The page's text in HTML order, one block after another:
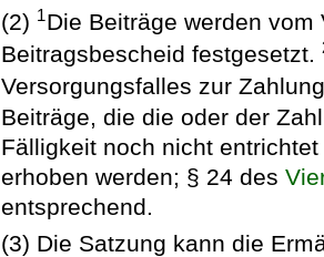
(2) 1Die Beiträge werden
Beitragsbescheid festgesetzt.
Versorgungsfalles zur
Beiträge, die die oder der
Fälligkeit noch nicht
erhoben werden; § 24 des
entsprechend.
(3) Die Satzung kann die